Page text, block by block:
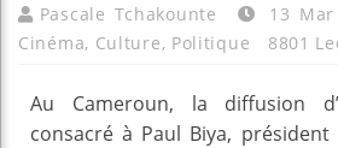
Pascale Tchakounte 13 Mar
Cinéma, Culture, Politique 8801
Au Cameroun, la diffusion
consacré à Paul Biya,